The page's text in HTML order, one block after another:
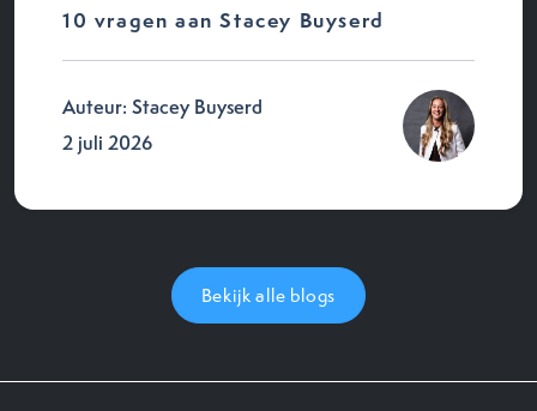
10 vragen aan Stacey Buyserd
Auteur: Stacey Buyserd
2 juli 2026
Bekijk alle blogs